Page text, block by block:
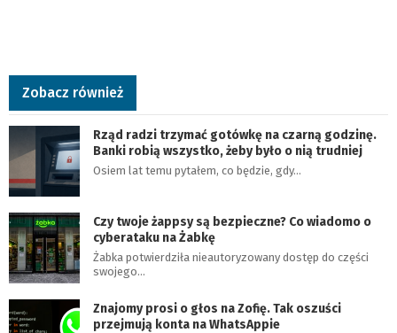
Zobacz również
Rząd radzi trzymać gotówkę na czarną godzinę.
Banki robią wszystko, żeby było o nią trudniej
Osiem lat temu pytałem, co będzie, gdy…
Czy twoje żappsy są bezpieczne? Co wiadomo o
cyberataku na Żabkę
Żabka potwierdziła nieautoryzowany dostęp do części
swojego…
Znajomy prosi o głos na Zofię. Tak oszuści
przejmują konta na WhatsAppie